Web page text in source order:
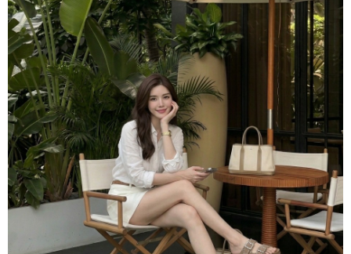
ATM／網路銀行／等多元方式進行付款，方視為交易完成。
※ 請注意：結帳手續完成當下不需立刻繳費，但若您需要取消訂單，請聯絡
購買商品的店家。未經商家同意取消之訂單仍視為有效，需透過AFTEE先享
後付繳納相關費用。
※ 交易是否成功請以「AFTEE先享後付 」之結帳頁面顯示為準，若有關於
是否繳費成功／繳費後需取消欲退款等相關疑問，請聯繫「AFTEE先享後付
客戶支援中心」
https://netprotections.freshdesk.com/support/home
【注意事項】
１．透過由恩沛科技股份有限公司提供之「AFTEE先享後付」服務完成之交
易，需依本服務之必要範圍內提供個人資料，並將交易相關給付款項請求債
權轉讓予恩沛科技股份有限公司。
２．關於個人資料處理事宜，請瀏覽以下網址：
https://aftee.tw/terms/#terms3
３．未成年的使用者請事先徵得法定代理人或監護人之同意方可使用
「AFTEE先享後付」，若未經同意申辦者引起之損失，本公司不負相關責
４．使用「AFTEE先享後付」時，將依據個別帳號之用戶狀況，依本公司即
7-11取貨付款
每筆NT$60，滿NT$800(含以上)免運費
付款後7-11取貨
每筆NT$60，滿NT$800(含以上)免運費
宅配
每筆NT$60，滿NT$800(含以上)免運費
外島宅配
每筆NT$255
國際配送 查看運費